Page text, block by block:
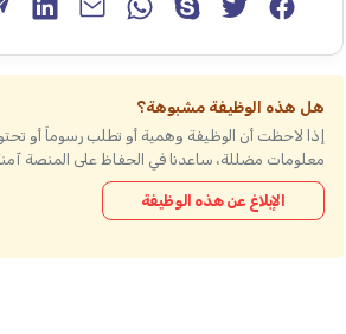
هل هذه الوظيفة مشبوهة؟
إذا لاحظت أن الوظيفة وهمية أو تطلب رسوماً أو
معلومات مضللة، ساعدنا في الحفاظ على المنصة
الإبلاغ عن هذه الوظيفة